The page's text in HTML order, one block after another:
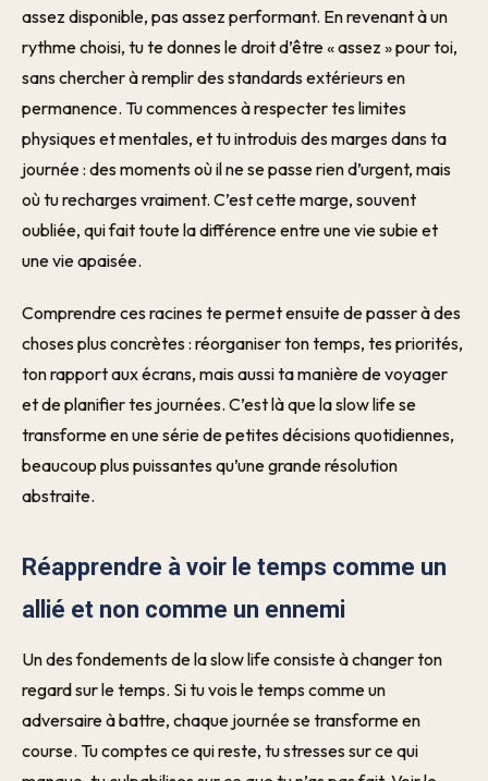
assez disponible, pas assez performant. En revenant à un
rythme choisi, tu te donnes le droit d’être « assez » pour toi,
sans chercher à remplir des standards extérieurs en
permanence. Tu commences à respecter tes limites
physiques et mentales, et tu introduis des marges dans ta
journée : des moments où il ne se passe rien d’urgent, mais
où tu recharges vraiment. C’est cette marge, souvent
oubliée, qui fait toute la différence entre une vie subie et
une vie apaisée.
Comprendre ces racines te permet ensuite de passer à des
choses plus concrètes : réorganiser ton temps, tes priorités,
ton rapport aux écrans, mais aussi ta manière de voyager
et de planifier tes journées. C’est là que la slow life se
transforme en une série de petites décisions quotidiennes,
beaucoup plus puissantes qu’une grande résolution
abstraite.
Réapprendre à voir le temps comme un
allié et non comme un ennemi
Un des fondements de la slow life consiste à changer ton
regard sur le temps. Si tu vois le temps comme un
adversaire à battre, chaque journée se transforme en
course. Tu comptes ce qui reste, tu stresses sur ce qui